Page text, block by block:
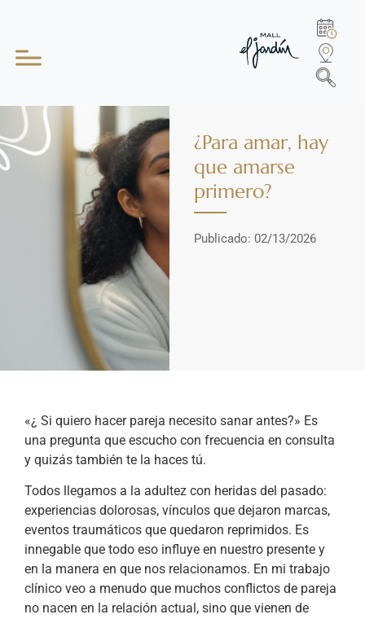
¿Para amar, hay
que amarse
primero?
Publicado: 02/13/2026
«¿ Si quiero hacer pareja necesito sanar antes?» Es
una pregunta que escucho con frecuencia en consulta
y quizás también te la haces tú.
Todos llegamos a la adultez con heridas del pasado:
experiencias dolorosas, vínculos que dejaron marcas,
eventos traumáticos que quedaron reprimidos. Es
innegable que todo eso influye en nuestro presente y
en la manera en que nos relacionamos. En mi trabajo
clínico veo a menudo que muchos conflictos de pareja
no nacen en la relación actual, sino que vienen de